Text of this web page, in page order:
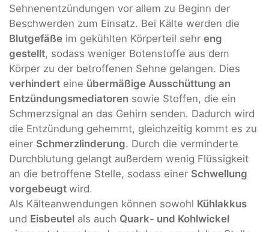
Sehnenentzündungen vor allem zu Beginn der
Beschwerden zum Einsatz. Bei Kälte werden die
Blutgefäße im gekühlten Körperteil sehr eng
gestellt, sodass weniger Botenstoffe aus dem
Körper zu der betroffenen Sehne gelangen. Dies
verhindert eine übermäßige Ausschüttung an
Entzündungsmediatoren sowie Stoffen, die ein
Schmerzsignal an das Gehirn senden. Dadurch wird
die Entzündung gehemmt, gleichzeitig kommt es zu
einer Schmerzlinderung. Durch die verminderte
Durchblutung gelangt außerdem wenig Flüssigkeit
an die betroffene Stelle, sodass einer Schwellung
vorgebeugt wird.
Als Kälteanwendungen können sowohl Kühlakkus
und Eisbeutel als auch Quark- und Kohlwickel